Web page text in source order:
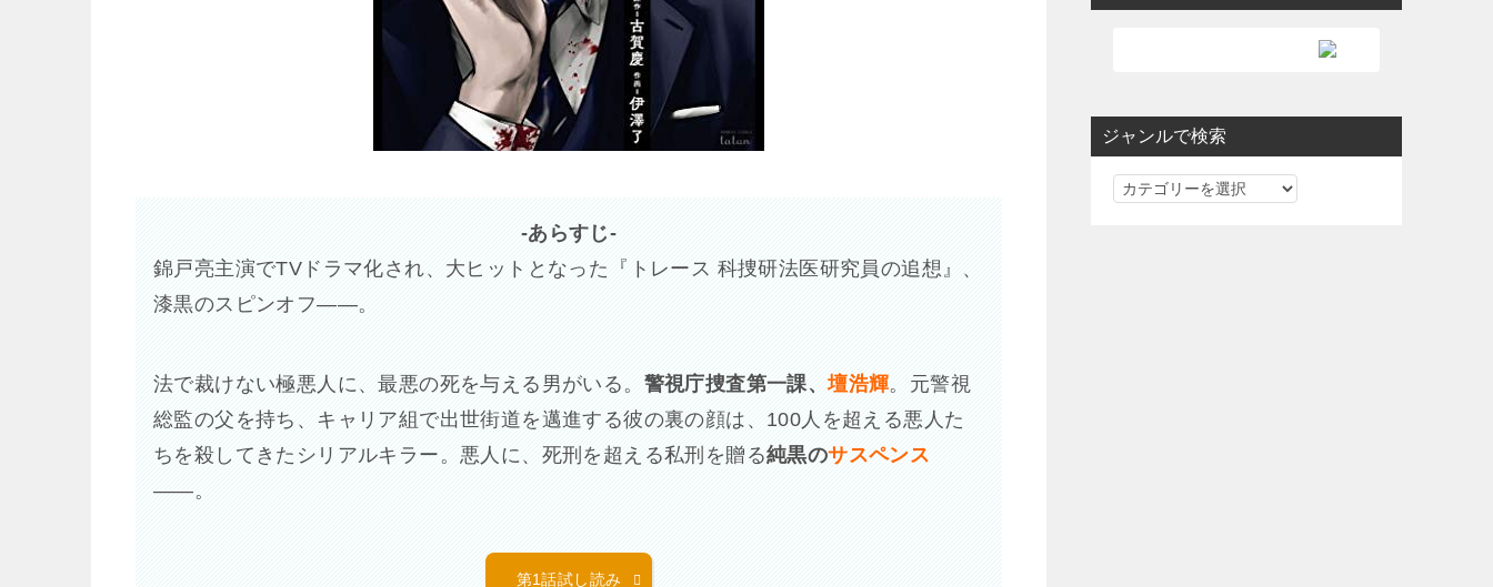
-あらすじ-
錦戸亮主演でTVドラマ化され、大ヒットとなった『トレース 科捜研法医研究員の追想』、
漆黒のスピンオフ――。
法で裁けない極悪人に、最悪の死を与える男がいる。 警視庁捜査第一課、壇浩輝。元警視
総監の父を持ち、キャリア組で出世街道を邁進する彼の裏の顔は、100人を超える悪人た
ちを殺してきたシリアルキラー。悪人に、死刑を超える私刑を贈る純黒のサスペンス
――。
第1話試し読み
ジャンルで検索
ジ